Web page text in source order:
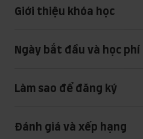
Giới thiệu khóa học
Ngày bắt đầu và học phí
Làm sao để đăng ký
Đánh giá và xếp hạng